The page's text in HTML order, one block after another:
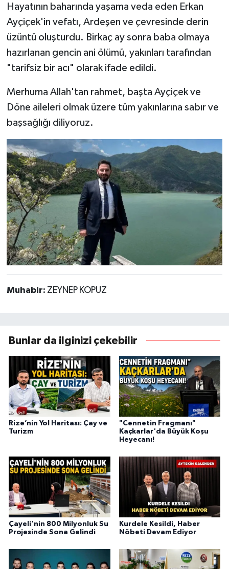
Hayatının baharında yaşama veda eden Erkan
Ayçiçek'in vefatı, Ardeşen ve çevresinde derin
üzüntü oluşturdu. Birkaç ay sonra baba olmaya
hazırlanan gencin ani ölümü, yakınları tarafından
"tarifsiz bir acı" olarak ifade edildi.
Merhuma Allah'tan rahmet, başta Ayçiçek ve
Döne aileleri olmak üzere tüm yakınlarına sabır ve
başsağlığı diliyoruz.
Muhabir: ZEYNEP KOPUZ
Bunlar da ilginizi çekebilir
Rize’nin Yol Haritası: Çay ve
Turizm
"Cennetin Fragmanı"
Kaçkarlar'da Büyük Koşu
Heyecanı!
Çayeli'nin 800 Milyonluk Su
Projesinde Sona Gelindi
Kurdele Kesildi, Haber
Nöbeti Devam Ediyor